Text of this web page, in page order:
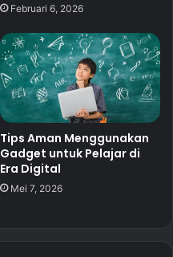
Februari 6, 2026
Tips Aman Menggunakan
Gadget untuk Pelajar di
Era Digital
Mei 7, 2026